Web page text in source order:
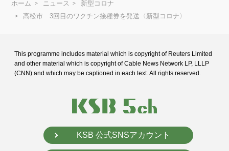
ホーム ニュース
新型コロナ
高松市 3回目のワクチン接種券を発送〈新型コロナ〉
This programme includes material which is copyright of Reuters Limited
and other material which is copyright of Cable News Network LP, LLLP
(CNN) and which may be captioned in each text. All rights reserved.
KSB 公式SNSアカウント